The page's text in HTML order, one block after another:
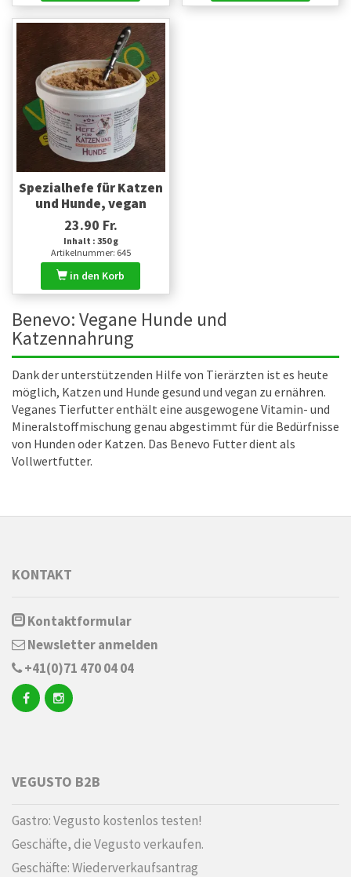
Spezialhefe für Katzen
und Hunde, vegan
23.90 Fr.
Inhalt : 350 g
Artikelnummer: 645
in den Korb
Benevo: Vegane Hunde und
Katzennahrung
Dank der unterstützenden Hilfe von Tierärzten ist es heute
möglich, Katzen und Hunde gesund und vegan zu ernähren.
Veganes Tierfutter enthält eine ausgewogene Vitamin- und
Mineralstoffmischung genau abgestimmt für die Bedürfnisse
von Hunden oder Katzen. Das Benevo Futter dient als
Vollwertfutter.
KONTAKT
Kontaktformular
Newsletter anmelden
+41(0)71 470 04 04
VEGUSTO B2B
Gastro: Vegusto kostenlos testen!
Geschäfte, die Vegusto verkaufen.
Geschäfte: Wiederverkaufsantrag